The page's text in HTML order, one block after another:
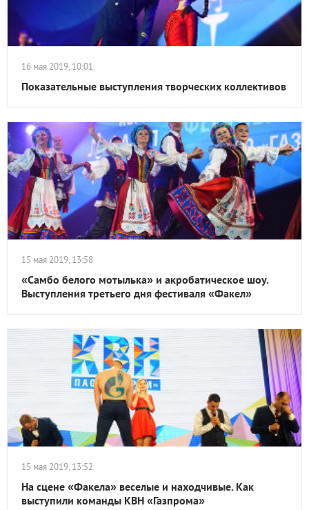
16 мая 2019, 10:01
Показательные выступления творческих коллективов
15 мая 2019, 13:58
«Самбо белого мотылька» и акробатическое шоу.
Выступления третьего дня фестиваля «Факел»
15 мая 2019, 13:52
На сцене «Факела» веселые и находчивые. Как
выступили команды КВН «Газпрома»